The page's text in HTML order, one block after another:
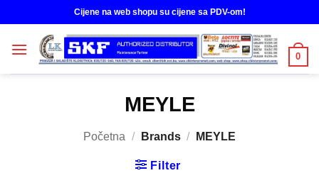
to
content
Cijene na web shopu su cijene sa PDV-om!
0
MEYLE
Početna / Brands / MEYLE
Filter